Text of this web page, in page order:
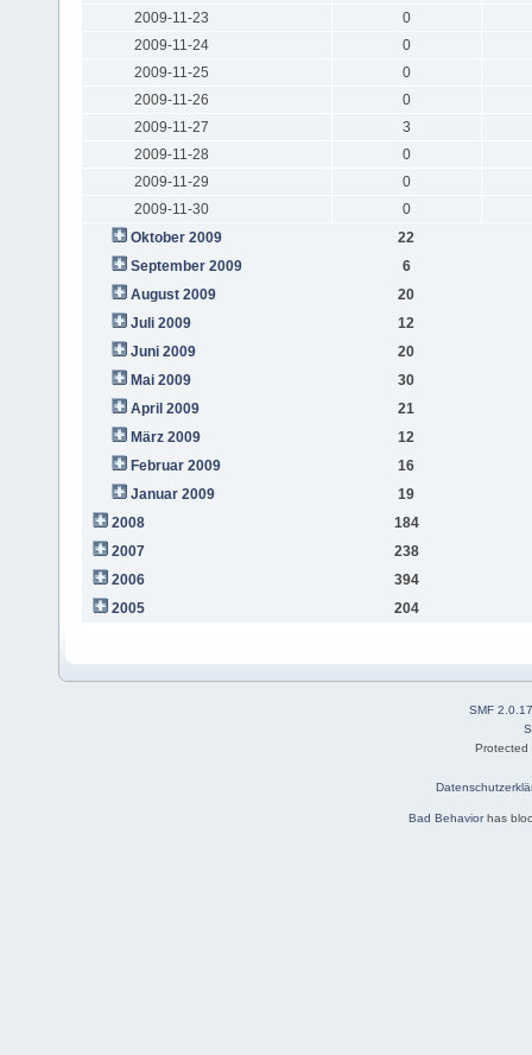
2009-11-23
0
2009-11-24
0
2009-11-25
0
2009-11-26
0
2009-11-27
3
2009-11-28
0
2009-11-29
0
2009-11-30
0
Oktober 2009
22
September 2009
6
August 2009
20
Juli 2009
12
Juni 2009
20
Mai 2009
30
April 2009
21
März 2009
12
Februar 2009
16
Januar 2009
19
2008
184
2007
238
2006
394
2005
204
SMF 2.0.17
Bad Behaviorhas